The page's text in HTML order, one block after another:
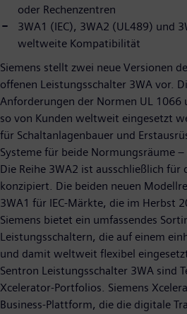
oder Rechenzentren
3WA1 (IEC), 3WA2 (UL489) und
weltweite Kompatibilität
Siemens stellt zwei neue Versionen
offenen Leistungsschalter 3WA vor.
Anforderungen der Normen UL 1066
so von Kunden weltweit eingesetzt
für Schaltanlagenbauer und
Systeme für beide Normungsräume –
Die Reihe 3WA2 ist ausschließlich für
konzipiert. Die beiden neuen
3WA1 für IEC-Märkte, die im Herbst
Siemens bietet ein umfassendes
Leistungsschaltern, die auf einem
und damit weltweit flexibel
Sentron Leistungsschalter 3WA sind
Xcelerator-Portfolios. Siemens
Business-Plattform, die die digitale